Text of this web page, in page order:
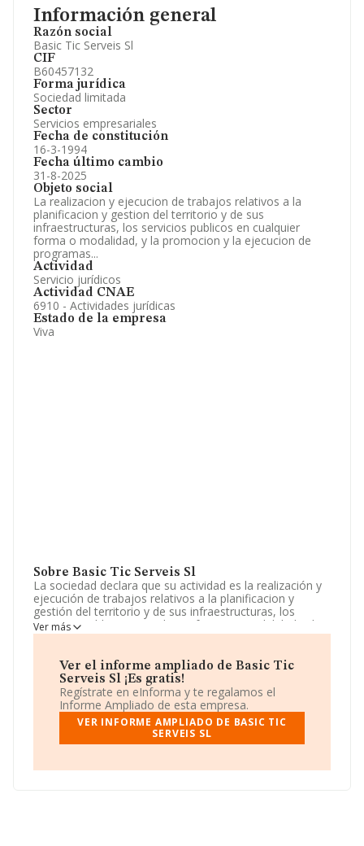
Información general
Razón social
Basic Tic Serveis Sl
CIF
B60457132
Forma jurídica
Sociedad limitada
Sector
Servicios empresariales
Fecha de constitución
16-3-1994
Fecha último cambio
31-8-2025
Objeto social
La realizacion y ejecucion de trabajos relativos a la
planificacion y gestion del territorio y de sus
infraestructuras, los servicios publicos en cualquier
forma o modalidad, y la promocion y la ejecucion de
programas...
Actividad
Servicio jurídicos
Actividad CNAE
6910 - Actividades jurídicas
Estado de la empresa
Viva
Sobre Basic Tic Serveis Sl
La sociedad declara que su actividad es la realización y
ejecución de trabajos relativos a la planificacion y
gestión del territorio y de sus infraestructuras, los
servicios publicos en cualquier forma o modalidad, y la
promoción y la ejecución de programas.. La empresa
6910 - 'Actividades jurídicas'. La empresa no tiene
actividad en mercados exteriores.
La plantilla permanece igual y según los datos a
disposición de INFORMA, ha tenido un número de
empleados por debajo de la media de sector.
número 933436110.
Ver más
Ver el informe ampliado de Basic Tic
Serveis Sl ¡Es gratis!
Regístrate en eInforma y te regalamos el
Informe Ampliado de esta empresa.
VER INFORME AMPLIADO DE BASIC TIC
SERVEIS SL
Información oficial y registral complementaria.